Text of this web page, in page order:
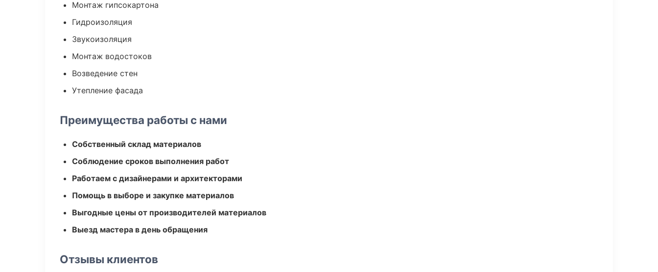
Монтаж гипсокартона
Гидроизоляция
Звукоизоляция
Монтаж водостоков
Возведение стен
Утепление фасада
Преимущества работы с нами
Собственный склад материалов
Соблюдение сроков выполнения работ
Работаем с дизайнерами и архитекторами
Помощь в выборе и закупке материалов
Выгодные цены от производителей материалов
Выезд мастера в день обращения
Отзывы клиентов